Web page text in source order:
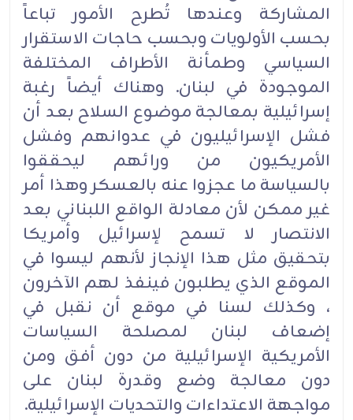
المشاركة وعندها تُطرح الأمور تباعاً
بحسب الأولويات وبحسب حاجات الاستقرار
السياسي وطمأنة الأطراف المختلفة
الموجودة في لبنان. وهناك أيضاً رغبة
إسرائيلية بمعالجة موضوع السلاح بعد أن
فشل الإسرائيليون في عدوانهم وفشل
الأمريكيون من ورائهم ليحققوا
بالسياسة ما عجزوا عنه بالعسكر وهذا أمر
غير ممكن لأن معادلة الواقع اللبناني بعد
الانتصار لا تسمح لإسرائيل وأمريكا
بتحقيق مثل هذا الإنجاز لأنهم ليسوا في
الموقع الذي يطلبون فينفذ لهم الآخرون
، وكذلك لسنا في موقع أن نقبل في
إضعاف لبنان لمصلحة السياسات
الأمريكية الإسرائيلية من دون أفق ومن
دون معالجة وضع وقدرة لبنان على
مواجهة الاعتداءات والتحديات الإسرائيلية.